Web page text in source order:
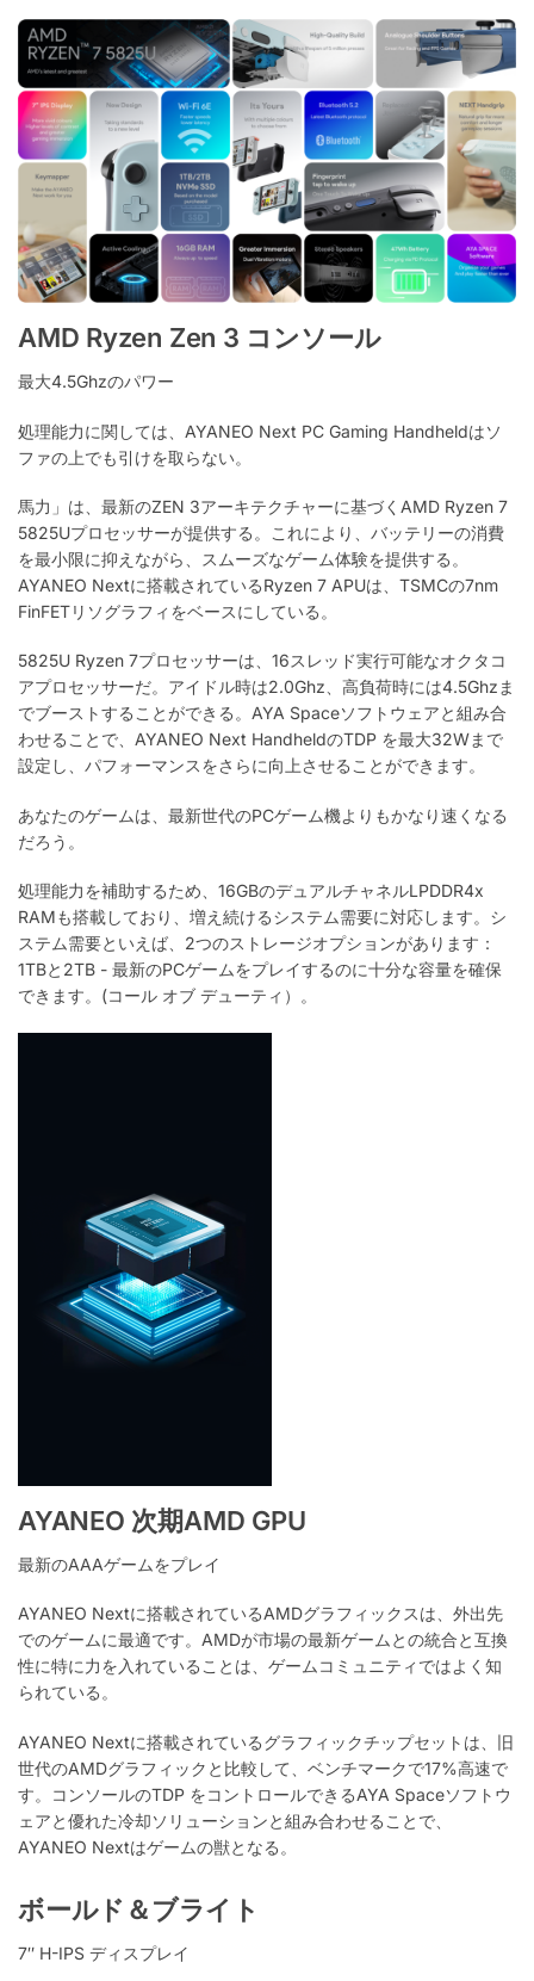
AMD Ryzen Zen 3 コンソール
最大4.5Ghzのパワー
処理能力に関しては、AYANEO Next PC Gaming Handheldはソ
ファの上でも引けを取らない。
馬力」は、最新のZEN 3アーキテクチャーに基づくAMD Ryzen 7
5825Uプロセッサーが提供する。これにより、バッテリーの消費
を最小限に抑えながら、スムーズなゲーム体験を提供する。
AYANEO Nextに搭載されているRyzen 7 APUは、TSMCの7nm
FinFETリソグラフィをベースにしている。
5825U Ryzen 7プロセッサーは、16スレッド実行可能なオクタコ
アプロセッサーだ。アイドル時は2.0Ghz、高負荷時には4.5Ghzま
でブーストすることができる。AYA Spaceソフトウェアと組み合
わせることで、AYANEO Next HandheldのTDP を最大32Wまで
設定し、パフォーマンスをさらに向上させることができます。
あなたのゲームは、最新世代のPCゲーム機よりもかなり速くなる
だろう。
処理能力を補助するため、16GBのデュアルチャネルLPDDR4x
RAMも搭載しており、増え続けるシステム需要に対応します。シ
ステム需要といえば、2つのストレージオプションがあります：
1TBと2TB - 最新のPCゲームをプレイするのに十分な容量を確保
できます。(コール オブ デューティ）。
AYANEO 次期AMD GPU
最新のAAAゲームをプレイ
AYANEO Nextに搭載されているAMDグラフィックスは、外出先
でのゲームに最適です。AMDが市場の最新ゲームとの統合と互換
性に特に力を入れていることは、ゲームコミュニティではよく知
られている。
AYANEO Nextに搭載されているグラフィックチップセットは、旧
世代のAMDグラフィックと比較して、ベンチマークで17%高速で
す。コンソールのTDP をコントロールできるAYA Spaceソフトウ
ェアと優れた冷却ソリューションと組み合わせることで、
AYANEO Nextはゲームの獣となる。
ボールド＆ブライト
7″ H-IPS ディスプレイ